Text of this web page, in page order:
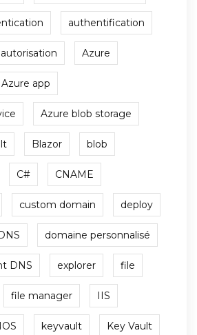
authentification
autorisation Azure
Azure app
Azure blob storage
Blazor blob
C# CNAME
custom domain deploy
domaine personnalisé
DNS explorer file
file manager IIS
keyvault Key Vault